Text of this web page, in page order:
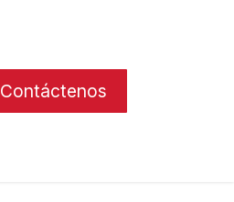
Contáctenos